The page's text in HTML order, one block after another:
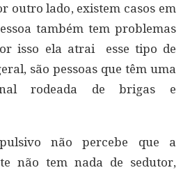
outro lado, existem casos em
também tem problemas
isso ela atrai esse tipo de
são pessoas que têm uma
rodeada de brigas e
não percebe que a
não tem nada de sedutor,